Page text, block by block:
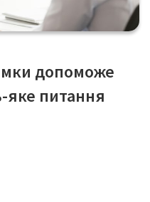
допоможе
яке питання